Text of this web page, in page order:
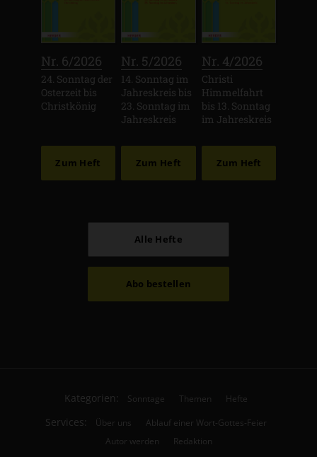
Nr. 6/2026
24. Sonntag der
Osterzeit bis
Christkönig
Zum Heft
Nr. 5/2026
14. Sonntag im
Jahreskreis bis
23. Sonntag im
Jahreskreis
Zum Heft
Nr. 4/2026
Christi
Himmelfahrt
bis 13. Sonntag
im Jahreskreis
Zum Heft
Alle Hefte
Abo bestellen
Kategorien: Sonntage Themen Hefte
Services: Über uns
Ablauf einer Wort-Gottes-Feier
Autor werden
Redaktion